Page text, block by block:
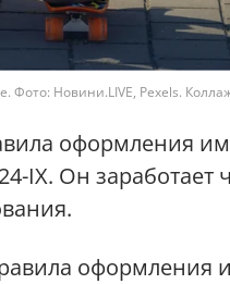
Фото: Новини.LIVE, Pexels.
оформления
IX. Он заработает
оформления